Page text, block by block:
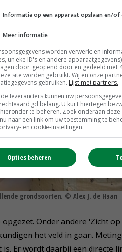
grondsoorten. © Alex J. de Haan
Onder andere 'Zicht op
het veld in gaan.
Er wordt daarbij een directe
Informatie op een apparaat opslaan en/of
Meer informatie
worden verwerkt en
unieke ID's en andere
door, geopend door en gedeeld met
site worden gebruikt. Wij en onze
gebruiken. Lijst met partners.
leveranciers kunnen uw
belang. U kunt hiertegen
te beheren. Zoek onderaan deze
naar een link om uw toestemming te
en cookie-instellingen.
Opties beheren